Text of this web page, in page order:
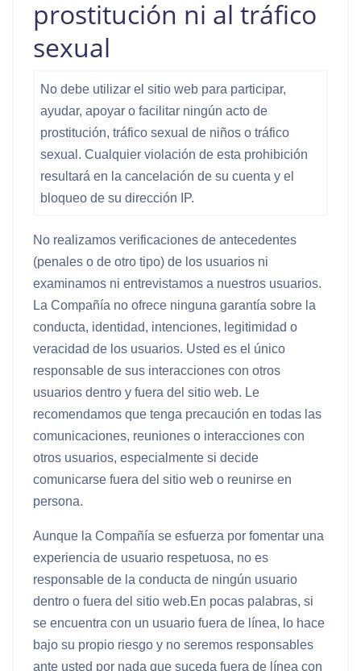
prostitución ni al tráfico
sexual
No debe utilizar el sitio web para participar,
ayudar, apoyar o facilitar ningún acto de
prostitución, tráfico sexual de niños o tráfico
sexual. Cualquier violación de esta prohibición
resultará en la cancelación de su cuenta y el
bloqueo de su dirección IP.
No realizamos verificaciones de antecedentes
(penales o de otro tipo) de los usuarios ni
examinamos ni entrevistamos a nuestros usuarios.
La Compañía no ofrece ninguna garantía sobre la
conducta, identidad, intenciones, legitimidad o
veracidad de los usuarios. Usted es el único
responsable de sus interacciones con otros
usuarios dentro y fuera del sitio web. Le
recomendamos que tenga precaución en todas las
comunicaciones, reuniones o interacciones con
otros usuarios, especialmente si decide
comunicarse fuera del sitio web o reunirse en
persona.
Aunque la Compañía se esfuerza por fomentar una
experiencia de usuario respetuosa, no es
responsable de la conducta de ningún usuario
dentro o fuera del sitio web.En pocas palabras, si
se encuentra con un usuario fuera de línea, lo hace
bajo su propio riesgo y no seremos responsables
ante usted por nada que suceda fuera de línea con